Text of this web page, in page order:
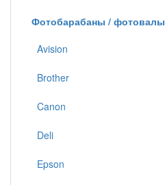
Фотобарабаны / фотовалы
Avision
Brother
Canon
Deli
Epson